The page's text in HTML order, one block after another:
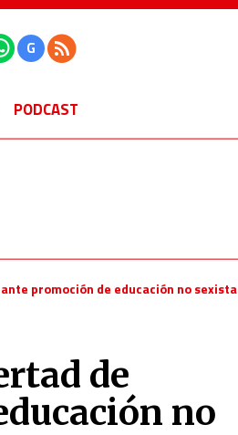
G
PODCAST
promoción de educación no sexista
de
no